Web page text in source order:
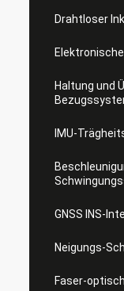
Drahtloser
Haltung und
IMU-
GNSS INS-
Neigungs-
Faser-